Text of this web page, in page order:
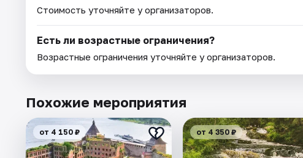
Стоимость уточняйте у организаторов.
Есть ли возрастные ограничения?
Возрастные ограничения уточняйте у организаторов.
Похожие мероприятия
от 4 150 ₽ от 4 350 ₽